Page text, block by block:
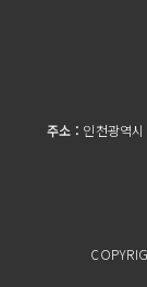
주소 : 인천광역